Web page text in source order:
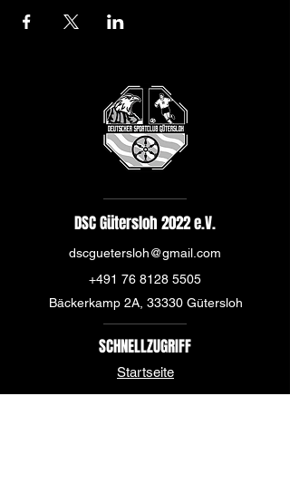
DSC Gütersloh 2022 e.V.
dscguetersloh@gmail.com
+491 76 8128 5505
Bäckerkamp 2A, 33330 Gütersloh
SCHNELLZUGRIFF
Startseite